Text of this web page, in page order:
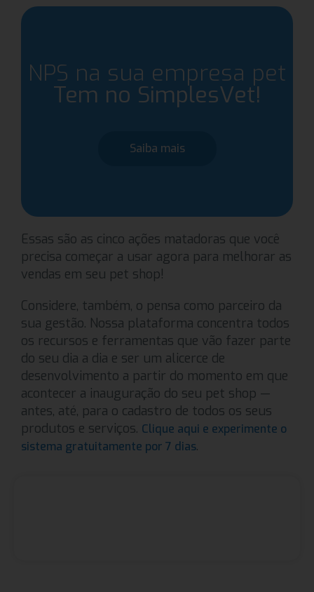
NPS na sua empresa pet
Tem no SimplesVet!
Saiba mais
Essas são as cinco ações matadoras que você
precisa começar a usar agora para melhorar as
vendas em seu pet shop!
Considere, também, o pensa como parceiro da
sua gestão. Nossa plataforma concentra todos
os recursos e ferramentas que vão fazer parte
do seu dia a dia e ser um alicerce de
desenvolvimento a partir do momento em que
acontecer a inauguração do seu pet shop —
antes, até, para o cadastro de todos os seus
produtos e serviços. Clique aqui e experimente o
sistema gratuitamente por 7 dias.